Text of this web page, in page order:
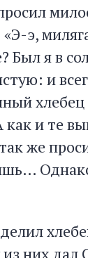
э,
Был я в
и
хлебец
и те
же
них дал